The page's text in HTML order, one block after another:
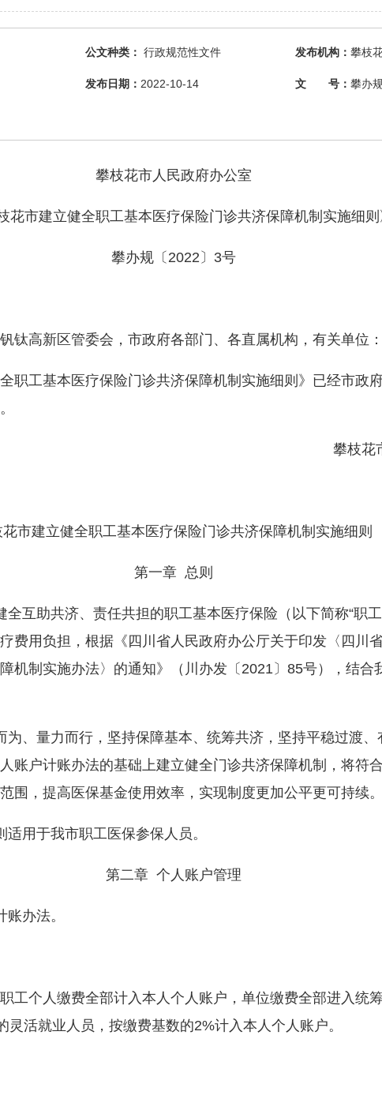
公文种类： 行政规范性文件 发布机构： 攀枝
发布日期： 2022-10-14 文 号： 攀办
攀枝花市人民政府办公室
花市建立健全职工基本医疗保险门诊共济保障机制实施细
攀办规〔2022〕3号
钛高新区管委会，市政府各部门、各直属机构，有关单位：
工基本医疗保险门诊共济保障机制实施细则》已经市政
攀枝花市
市建立健全职工基本医疗保险门诊共济保障机制实施细则
第一章 总则
助共济、责任共担的职工基本医疗保险（以下简称“职工
费用负担，根据《四川省人民政府办公厅关于印发〈四川
机制实施办法〉的通知》（川办发〔2021〕85号），结合
量力而行，坚持保障基本、统筹共济，坚持平稳过渡、
账户计账办法的基础上建立健全门诊共济保障机制，将符
围，提高医保基金使用效率，实现制度更加公平更可持续。
于我市职工医保参保人员。
第二章 个人账户管理
办法。
个人缴费全部计入本人个人账户，单位缴费全部进入统
灵活就业人员，按缴费基数的2%计入本人个人账户。